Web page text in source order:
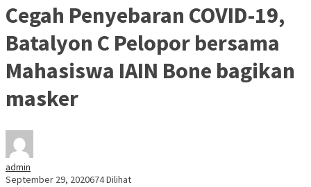
Cegah Penyebaran COVID-19,
Batalyon C Pelopor bersama
Mahasiswa IAIN Bone bagikan
masker
admin
September 29, 2020674 Dilihat